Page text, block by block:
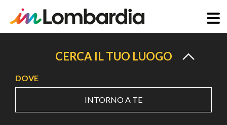
principale
CERCA IL TUO LUOGO
DOVE
INTORNO A TE